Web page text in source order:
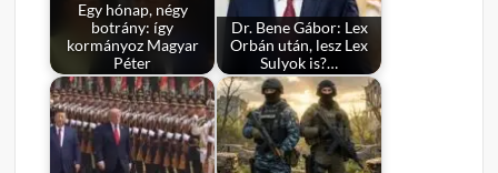
Egy hónap, négy
botrány: így
kormányoz Magyar
Péter
Dr. Bene Gábor: Lex
Orbán után, lesz Lex
Sulyok is?…